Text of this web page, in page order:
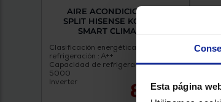
Esta página
AIRE ACONDICIONADO
SPLIT HISENSE KC50XS1A
SMART CLIMA 50K
Clasificación energética
refrigeración : A++
Capacidad de refrigeración (frig/h) :
5000
Inverter
829 €